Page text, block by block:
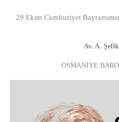
29 Ekim Cumhuriyet
Av. A.
OSMANİYE